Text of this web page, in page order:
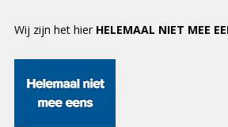
Wij zijn het hier HELEMAAL NIET MEE